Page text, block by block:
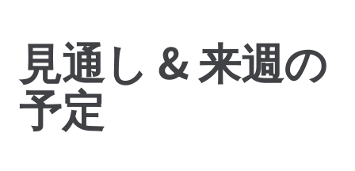
見通し & 来週の
予定